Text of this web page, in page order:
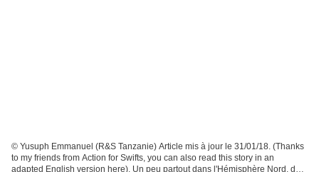
© Yusuph Emmanuel (R&S Tanzanie) Article mis à jour le 31/01/18. (Thanks
to my friends from Action for Swifts, you can also read this story in an
adapted English version here). Un peu partout dans l'Hémisphère Nord, des